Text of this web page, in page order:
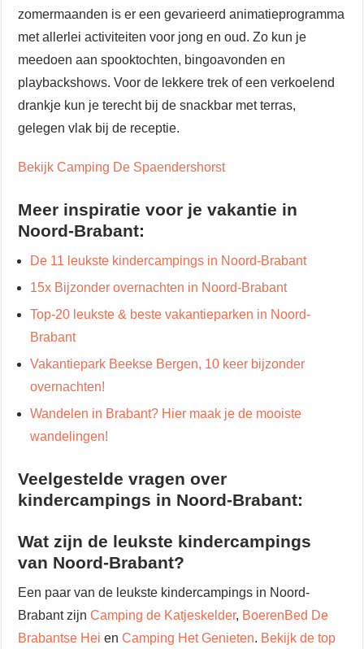
zomermaanden is er een gevarieerd animatieprogramma
met allerlei activiteiten voor jong en oud. Zo kun je
meedoen aan spooktochten, bingoavonden en
playbackshows. Voor de lekkere trek of een verkoelend
drankje kun je terecht bij de snackbar met terras,
gelegen vlak bij de receptie.
Bekijk Camping De Spaendershorst
Meer inspiratie voor je vakantie in
Noord-Brabant:
De 11 leukste kindercampings in Noord-Brabant
15x Bijzonder overnachten in Noord-Brabant
Top-20 leukste & beste vakantieparken in Noord-
Brabant
Vakantiepark Beekse Bergen, 10 keer bijzonder
overnachten!
Wandelen in Brabant? Hier maak je de mooiste
wandelingen!
Veelgestelde vragen over
kindercampings in Noord-Brabant:
Wat zijn de leukste kindercampings
van Noord-Brabant?
Een paar van de leukste kindercampings in Noord-
Brabant zijnCamping de Katjeskelder, BoerenBed De
Brabantse Hei enCamping Het Genieten. Bekijk de top